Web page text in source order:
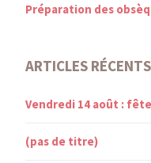
Préparation des
ARTICLES RÉCENTS
Vendredi 14 août :
(pas de titre)